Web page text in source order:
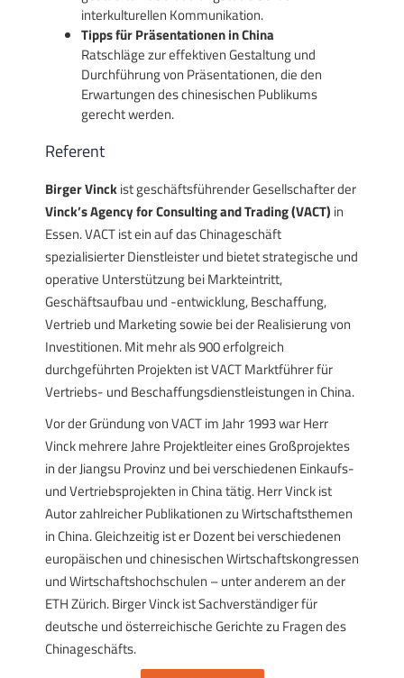
interkulturellen Kommunikation.
Tipps für Präsentationen in China
Ratschläge zur effektiven Gestaltung und
Durchführung von Präsentationen, die den
Erwartungen des chinesischen Publikums
gerecht werden.
Referent
Birger Vinckist geschäftsführender Gesellschafter der
Vinck’s Agency for Consulting and Trading (VACT) in
Essen. VACT ist ein auf das Chinageschäft
spezialisierter Dienstleister und bietet strategische und
operative Unterstützung bei Markteintritt,
Geschäftsaufbau und -entwicklung, Beschaffung,
Vertrieb und Marketing sowie bei der Realisierung von
Investitionen. Mit mehr als 900 erfolgreich
durchgeführten Projekten ist VACT Marktführer für
Vertriebs- und Beschaffungsdienstleistungen in China.
Vor der Gründung von VACT im Jahr 1993 war Herr
Vinck mehrere Jahre Projektleiter eines Großprojektes
in der Jiangsu Provinz und bei verschiedenen Einkaufs-
und Vertriebsprojekten in China tätig. Herr Vinck ist
Autor zahlreicher Publikationen zu Wirtschaftsthemen
in China. Gleichzeitig ist er Dozent bei verschiedenen
europäischen und chinesischen Wirtschaftskongressen
und Wirtschaftshochschulen – unter anderem an der
ETH Zürich. Birger Vinck ist Sachverständiger für
deutsche und österreichische Gerichte zu Fragen des
Chinageschäfts.